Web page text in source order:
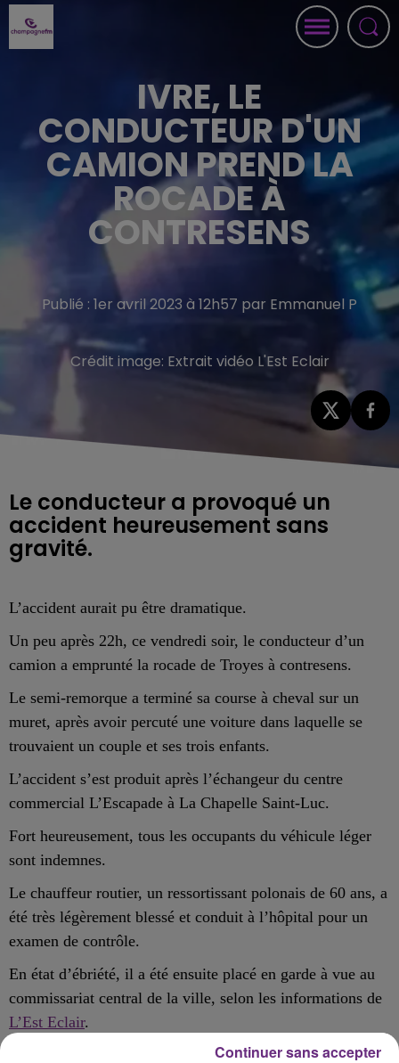
IVRE, LE
CONDUCTEUR D'UN
CAMION PREND LA
ROCADE À
CONTRESENS
Publié : 1er avril 2023 à 12h57 par Emmanuel P
Crédit image: Extrait vidéo L'Est Eclair
Le conducteur a provoqué un
accident heureusement sans
gravité.
L’accident aurait pu être dramatique.
Un peu après 22h, ce vendredi soir, le conducteur d’un
camion a emprunté la rocade de Troyes à contresens.
Le semi-remorque a terminé sa course à cheval sur un
muret, après avoir percuté une voiture dans laquelle se
trouvaient un couple et ses trois enfants.
L’accident s’est produit après l’échangeur du centre
commercial L’Escapade à La Chapelle Saint-Luc.
Fort heureusement, tous les occupants du véhicule léger
sont indemnes.
Le chauffeur routier, un ressortissant polonais de 60 ans, a
été très légèrement blessé et conduit à l’hôpital pour un
examen de contrôle.
En état d’ébriété, il a été ensuite placé en garde à vue au
commissariat central de la ville, selon les informations de
L’Est Eclair.
Continuer sans accepter